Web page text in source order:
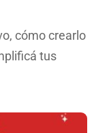
cómo crearlo
tus